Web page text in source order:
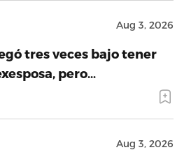
Aug 3, 2026
tres veces bajo tener
pero…
Aug 3, 2026